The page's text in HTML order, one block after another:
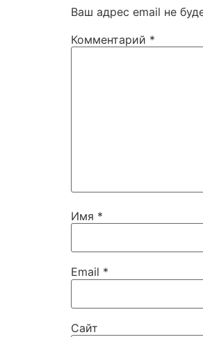
Ваш адрес email не
Комментарий *
Имя *
Email *
Сайт